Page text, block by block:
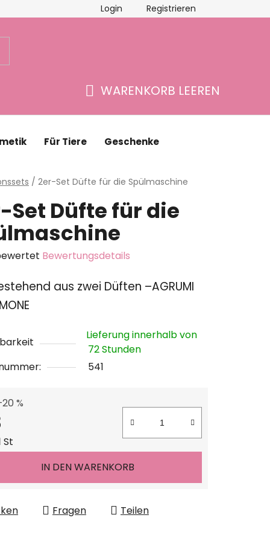
Kontakte
Login Registrieren
WARENKORB LEEREN
Für Tiere Geschenke
/ 2er-Set Düfte für die Spülmaschine
Set Düfte für die
Bewertungsdetails
aus zwei Düften –AGRUMI
Lieferung innerhalb von
72 Stunden
541
%
St
IN DEN WARENKORB
Fragen Teilen